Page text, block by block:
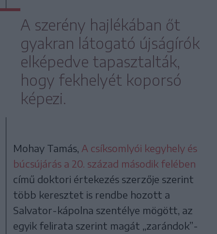
A szerény hajlékában őt
gyakran látogató újságírók
elképedve tapasztalták,
hogy fekhelyét koporsó
képezi.
Mohay Tamás, A csíksomlyói kegyhely és
búcsújárás a 20. század második felében
című doktori értekezés szerzője szerint
több keresztet is rendbe hozott a
Salvator-kápolna szentélye mögött, az
egyik felirata szerint magát „zarándok”-